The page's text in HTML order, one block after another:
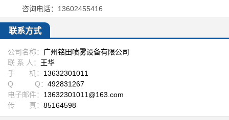
咨询电话：13602455416
联系方式
公司名称： 广州铭田喷雾设备有限公司
联 系 人： 王华
手 机： 13632301011
Q Q： 492831267
电子邮件： 13632301011@163.com
传 真： 85164598